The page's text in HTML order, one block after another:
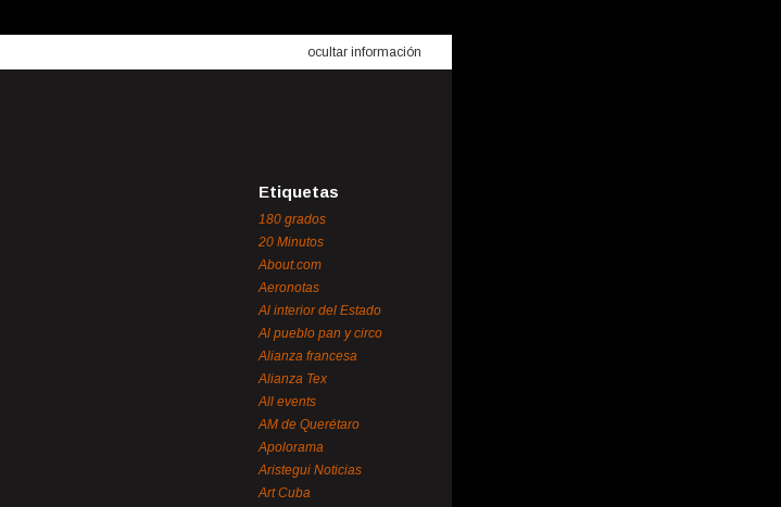
ocultar información
Etiquetas
180 grados
20 Minutos
About.com
Aeronotas
Al interior del Estado
Al pueblo pan y circo
Alianza francesa
Alianza Tex
All events
AM de Querétaro
Apolorama
Aristegui Noticias
Art Cuba